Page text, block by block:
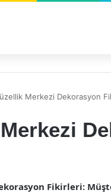
Merkezi Dekorasyon
Fikirleri: